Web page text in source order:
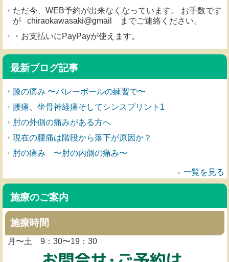
ただ今、WEB予約が出来なくなっています。 お手数です
が chiraokawasaki@gmail までご連絡ください。
・お支払いにPayPayが使えます。
最新ブログ記事
膝の痛み 〜バレーボールの練習で〜
腰痛、坐骨神経痛そしてシンスプリント1
肘の外側の痛みがある方へ
現在の腰痛は階段から落下が原因か？
肘の痛み 〜肘の内側の痛み〜
一覧を見る
施療のご案内
施療時間
月〜土 9：30〜19：30